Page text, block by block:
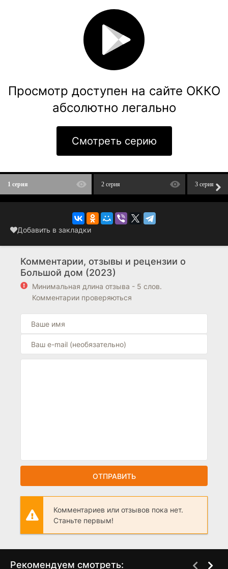
Просмотр доступен на сайте ОККО
абсолютно легально
Смотреть серию
1 серия 2 серия 3 серия
Добавить в закладки
Комментарии, отзывы и рецензии о
Большой дом (2023)
Минимальная длина отзыва - 5 слов.
Комментарии проверяються
ОТПРАВИТЬ
Комментариев или отзывов пока нет.
Станьте первым!
Рекомендуем смотреть: